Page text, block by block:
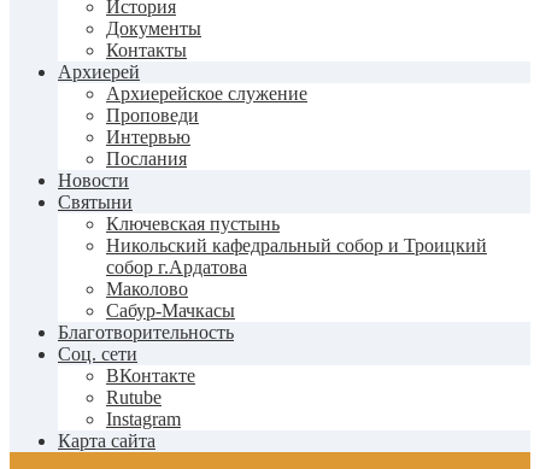
История
Документы
Контакты
Архиерей
Архиерейское служение
Проповеди
Интервью
Послания
Новости
Святыни
Ключевская пустынь
Никольский кафедральный собор и Троицкий
собор г.Ардатова
Маколово
Сабур-Мачкасы
Благотворительность
Соц. сети
ВКонтакте
Rutube
Instagram
Карта сайта